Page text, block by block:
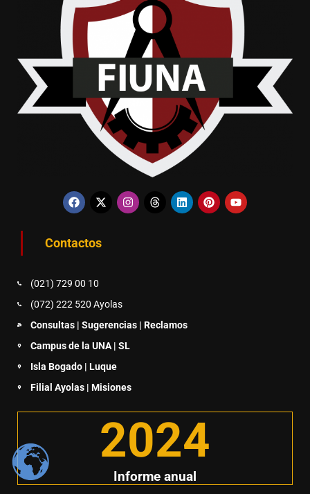
Contactos
(021) 729 00 10
(072) 222 520 Ayolas
Consultas | Sugerencias | Reclamos
Campus de la UNA | SL
Isla Bogado | Luque
Filial Ayolas | Misiones
Informe anual
2025